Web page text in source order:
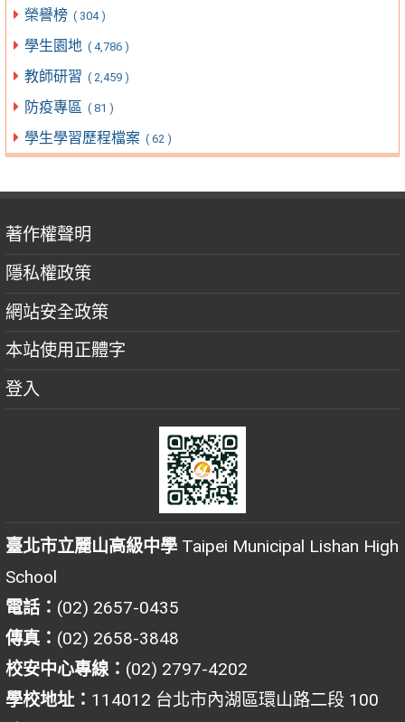
榮譽榜 ( 304 )
學生園地 ( 4,786 )
教師研習 ( 2,459 )
防疫專區 ( 81 )
學生學習歷程檔案 ( 62 )
著作權聲明
隱私權政策
網站安全政策
本站使用正體字
登入
臺北市立麗山高級中學 Taipei Municipal Lishan High
School
電話： (02) 2657-0435
傳真： (02) 2658-3848
校安中心專線： (02) 2797-4202
學校地址： 114012 台北市內湖區環山路二段 100